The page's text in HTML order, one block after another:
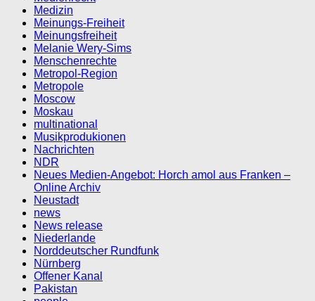
Medizin
Meinungs-Freiheit
Meinungsfreiheit
Melanie Wery-Sims
Menschenrechte
Metropol-Region
Metropole
Moscow
Moskau
multinational
Musikprodukionen
Nachrichten
NDR
Neues Medien-Angebot: Horch amol aus Franken –
Online Archiv
Neustadt
news
News release
Niederlande
Norddeutscher Rundfunk
Nürnberg
Offener Kanal
Pakistan